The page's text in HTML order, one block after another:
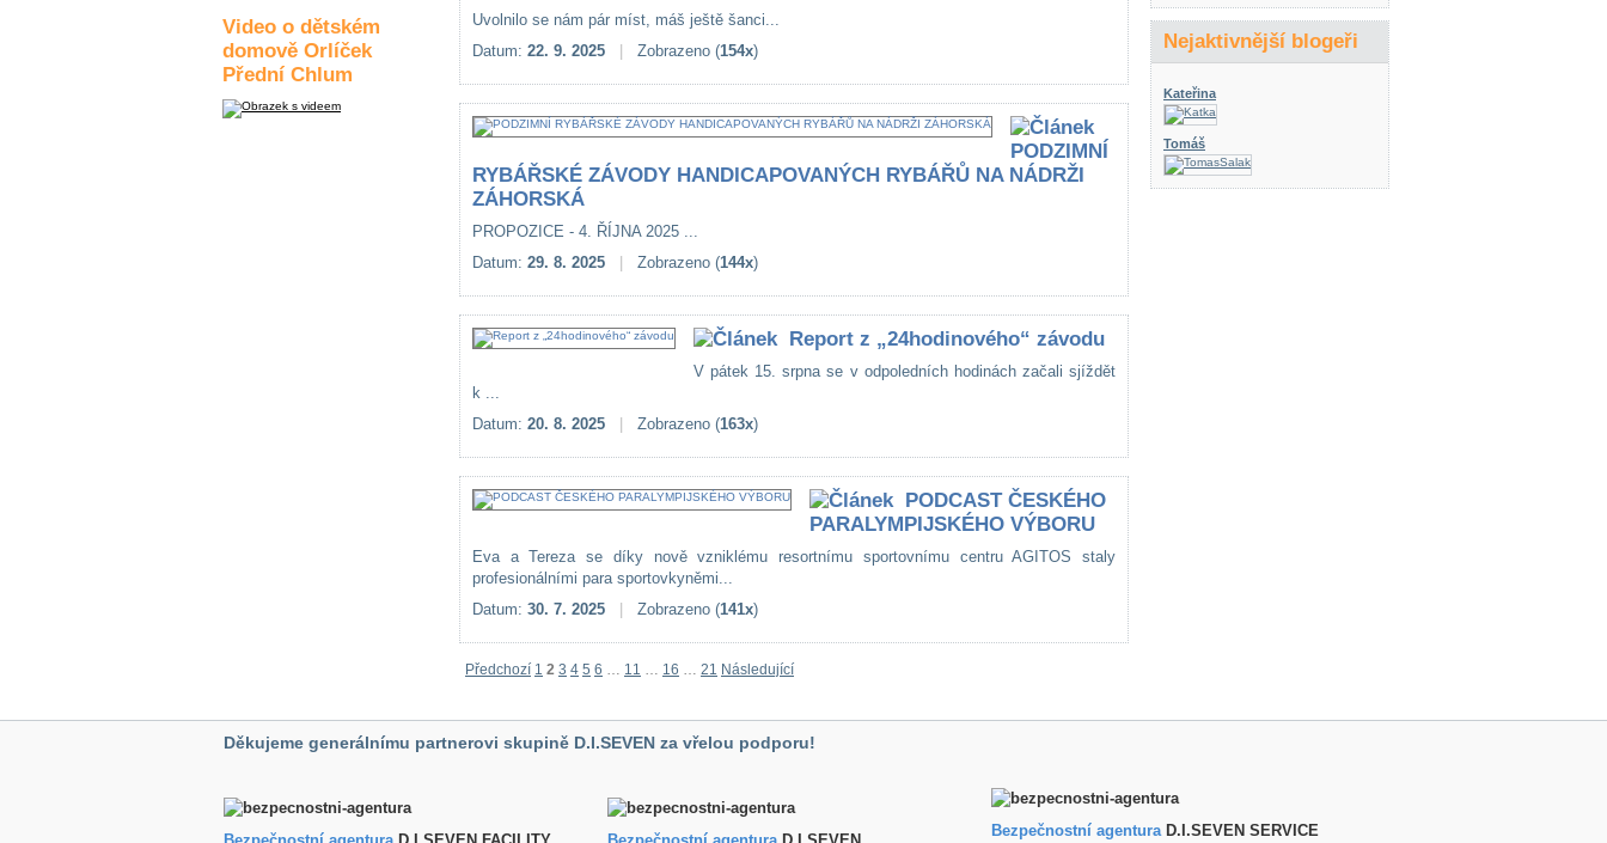
Video o dětském
domově Orlíček
Přední Chlum
Uvolnilo se nám pár míst, máš ještě šanci...
Datum: 22. 9. 2025 Zobrazeno (154x)
PODZIMNÍ
RYBÁŘSKÉ ZÁVODY HANDICAPOVANÝCH RYBÁŘŮ NA NÁDRŽI
ZÁHORSKÁ
PROPOZICE - 4. ŘÍJNA 2025 ...
Datum: 29. 8. 2025 Zobrazeno (144x)
Report z „24hodinového“ závodu
V pátek 15. srpna se v odpoledních hodinách začali sjíždět
k ...
Datum: 20. 8. 2025 Zobrazeno (163x)
PODCAST ČESKÉHO
PARALYMPIJSKÉHO VÝBORU
Eva a Tereza se díky nově vzniklému resortnímu sportovnímu centru AGITOS staly
profesionálními para sportovkyněmi...
Datum: 30. 7. 2025 Zobrazeno (141x)
Předchozí 1 2 3 4 5 6 … 11 … 16 … 21 Následující
Nejaktivnější blogeři
Kateřina
Tomáš
Děkujeme generálnímu partnerovi skupině D.I.SEVEN za vřelou podporu!
Bezpečnostní agenturaD.I.SEVEN SERVICE